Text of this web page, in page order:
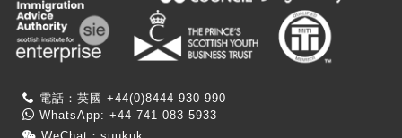
電話：英國 +44(0)8444 930 990
WhatsApp: +44-741-083-5933